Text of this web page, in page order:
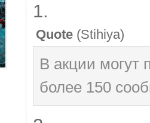
1.
Quote (Stihiya)
В акции могут
более 150